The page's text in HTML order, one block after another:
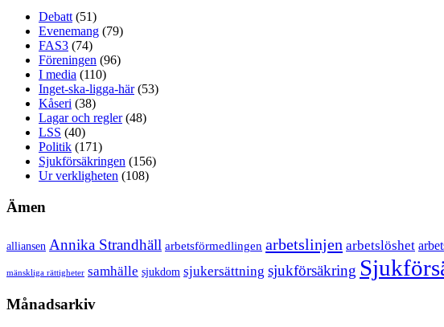
Debatt (51)
Evenemang (79)
FAS3 (74)
Föreningen (96)
I media (110)
Inget-ska-ligga-här(53)
Kåseri (38)
Lagar och regler(48)
LSS (40)
Politik (171)
Sjukförsäkringen (156)
Ur verkligheten (108)
Ämen
alliansen Annika Strandhäll arbetsförmedlingen arbetslinjen arbetslöshet
mänskliga rättigheter samhälle sjukdom sjukersättning sjukförsäkring
Månadsarkiv